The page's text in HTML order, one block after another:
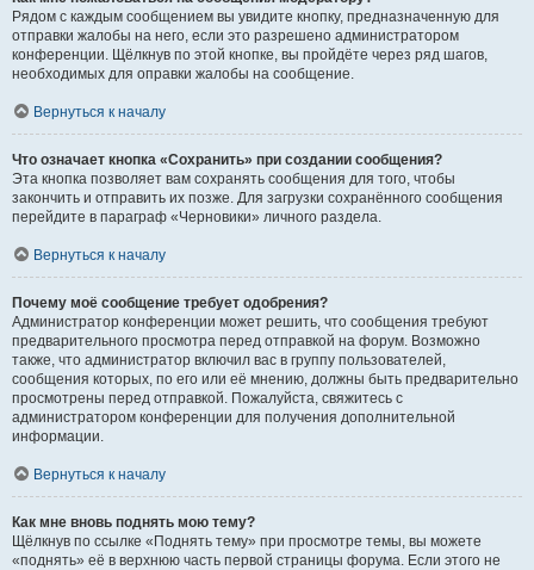
Рядом с каждым сообщением вы увидите кнопку, предназначенную для
отправки жалобы на него, если это разрешено администратором
конференции. Щёлкнув по этой кнопке, вы пройдёте через ряд шагов,
необходимых для оправки жалобы на сообщение.
Вернуться к началу
Что означает кнопка «Сохранить» при создании сообщения?
Эта кнопка позволяет вам сохранять сообщения для того, чтобы
закончить и отправить их позже. Для загрузки сохранённого сообщения
перейдите в параграф «Черновики» личного раздела.
Вернуться к началу
Почему моё сообщение требует одобрения?
Администратор конференции может решить, что сообщения требуют
предварительного просмотра перед отправкой на форум. Возможно
также, что администратор включил вас в группу пользователей,
сообщения которых, по его или её мнению, должны быть предварительно
просмотрены перед отправкой. Пожалуйста, свяжитесь с
администратором конференции для получения дополнительной
информации.
Вернуться к началу
Как мне вновь поднять мою тему?
Щёлкнув по ссылке «Поднять тему» при просмотре темы, вы можете
«поднять» её в верхнюю часть первой страницы форума. Если этого не